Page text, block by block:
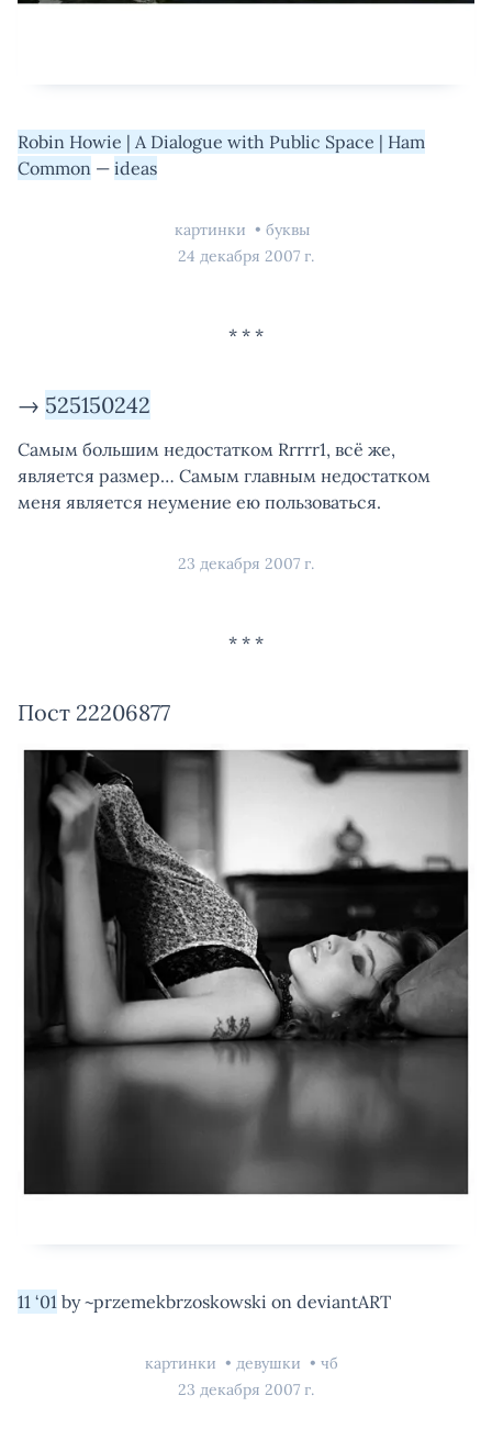
Robin Howie | A Dialogue with Public Space | Ham
Common — ideas
картинки
буквы
24 декабря 2007 г.
→ 525150242
Самым большим недостатком Rrrrr1, всё же,
является размер… Самым главным недостатком
меня является неумение ею пользоваться.
23 декабря 2007 г.
Пост 22206877
11 ‘01 by ~przemekbrzoskowski on deviantART
картинки девушки
чб
23 декабря 2007 г.